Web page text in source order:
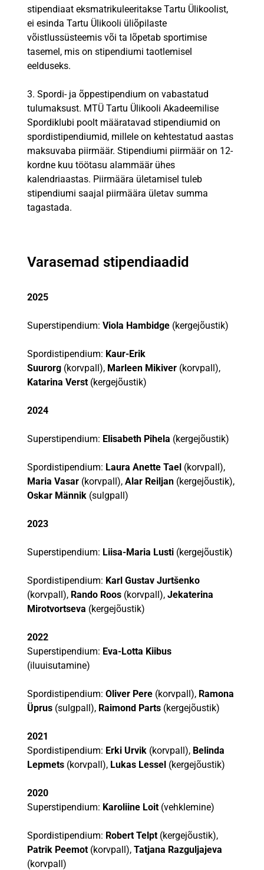
stipendiaat eksmatrikuleeritakse Tartu Ülikoolist,
ei esinda Tartu Ülikooli üliõpilaste
võistlussüsteemis või ta lõpetab sportimise
tasemel, mis on stipendiumi taotlemisel
eelduseks.
3. Spordi- ja õppestipendium on vabastatud
tulumaksust. MTÜ Tartu Ülikooli Akadeemilise
Spordiklubi poolt määratavad stipendiumid on
spordistipendiumid, millele on kehtestatud aastas
maksuvaba piirmäär. Stipendiumi piirmäär on 12-
kordne kuu töötasu alammäär ühes
kalendriaastas. Piirmäära ületamisel tuleb
stipendiumi saajal piirmäära ületav summa
tagastada.
Varasemad stipendiaadid
2025
Superstipendium: Viola Hambidge (kergejõustik)
Spordistipendium: Kaur-Erik
Suurorg (korvpall), Marleen Mikiver (korvpall),
Katarina Verst (kergejõustik)
2024
Superstipendium: Elisabeth Pihela (kergejõustik)
Spordistipendium: Laura Anette Tael (korvpall),
Maria Vasar (korvpall), Alar Reiljan (kergejõustik),
Oskar Männik (sulgpall)
2023
Superstipendium: Liisa-Maria Lusti (kergejõustik)
Spordistipendium: Karl Gustav Jurtšenko
(korvpall), Rando Roos (korvpall), Jekaterina
Mirotvortseva (kergejõustik)
2022
Superstipendium: Eva-Lotta Kiibus
(iluuisutamine)
Spordistipendium: Oliver Pere (korvpall), Ramona
Üprus (sulgpall), Raimond Parts (kergejõustik)
2021
Spordistipendium: Erki Urvik (korvpall), Belinda
Lepmets (korvpall), Lukas Lessel (kergejõustik)
2020
Superstipendium: Karoliine Loit (vehklemine)
Spordistipendium: Robert Telpt (kergejõustik),
Patrik Peemot (korvpall), Tatjana Razguljajeva
(korvpall)